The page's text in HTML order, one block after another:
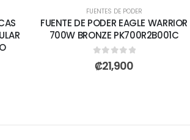
FUENTES DE PODER
FUENTE DE PODER EAGLE WARRIOR
700W BRONZE PK700R2B001C
0out of 5
₡21,900